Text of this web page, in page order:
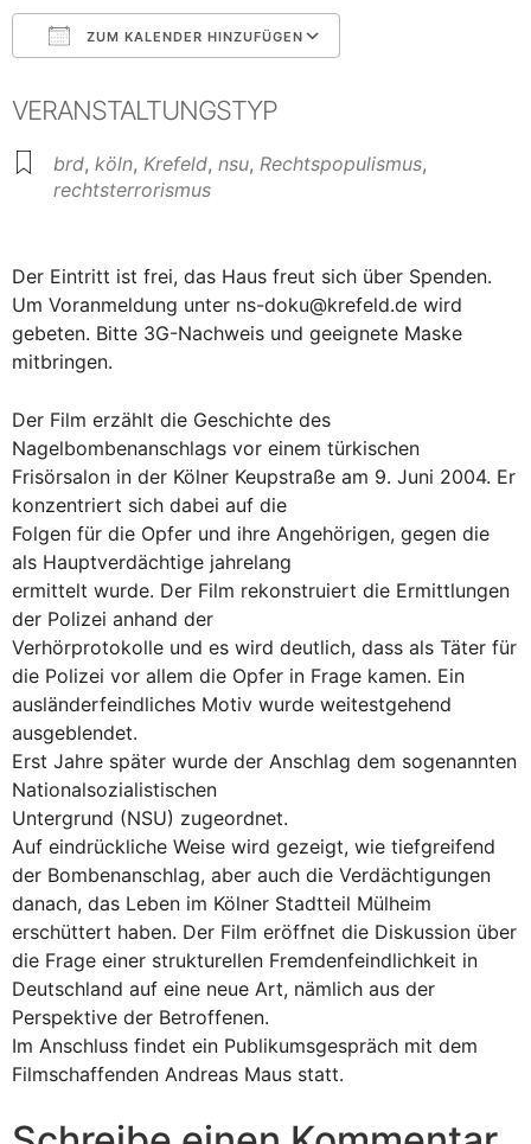
ZUM KALENDER HINZUFÜGEN
VERANSTALTUNGSTYP
brd, köln, Krefeld, nsu, Rechtspopulismus,
rechtsterrorismus
Der Eintritt ist frei, das Haus freut sich über Spenden.
Um Voranmeldung unter ns-doku@krefeld.de wird
gebeten. Bitte 3G-Nachweis und geeignete Maske
mitbringen.
Der Film erzählt die Geschichte des
Nagelbombenanschlags vor einem türkischen
Frisörsalon in der Kölner Keupstraße am 9. Juni 2004. Er
konzentriert sich dabei auf die
Folgen für die Opfer und ihre Angehörigen, gegen die
als Hauptverdächtige jahrelang
ermittelt wurde. Der Film rekonstruiert die Ermittlungen
der Polizei anhand der
Verhörprotokolle und es wird deutlich, dass als Täter für
die Polizei vor allem die Opfer in Frage kamen. Ein
ausländerfeindliches Motiv wurde weitestgehend
ausgeblendet.
Erst Jahre später wurde der Anschlag dem sogenannten
Nationalsozialistischen
Untergrund (NSU) zugeordnet.
Auf eindrückliche Weise wird gezeigt, wie tiefgreifend
der Bombenanschlag, aber auch die Verdächtigungen
danach, das Leben im Kölner Stadtteil Mülheim
erschüttert haben. Der Film eröffnet die Diskussion über
die Frage einer strukturellen Fremdenfeindlichkeit in
Deutschland auf eine neue Art, nämlich aus der
Perspektive der Betroffenen.
Im Anschluss findet ein Publikumsgespräch mit dem
Filmschaffenden Andreas Maus statt.